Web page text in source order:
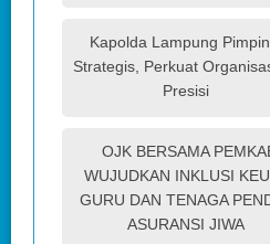
Kapolda Lampung
Strategis, Perkuat
Presisi
OJK BERSAMA
WUJUDKAN INKLUSI
GURU DAN TENAGA
ASURANSI JIWA